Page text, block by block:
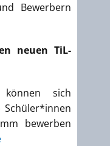
Bewerbern
neuen TiL-
können sich
bewerben